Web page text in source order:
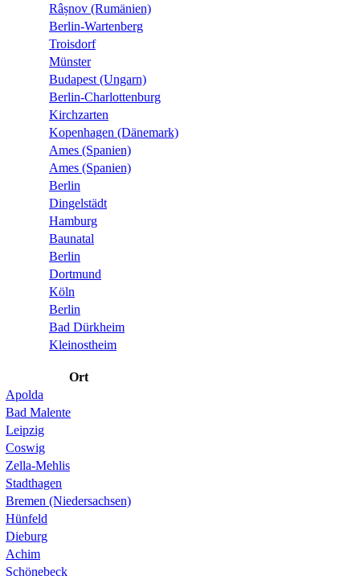
Râșnov (Rumänien)
Berlin-Wartenberg
Troisdorf
Münster
Budapest (Ungarn)
Berlin-Charlottenburg
Kirchzarten
Kopenhagen (Dänemark)
Ames (Spanien)
Ames (Spanien)
Berlin
Dingelstädt
Hamburg
Baunatal
Berlin
Dortmund
Köln
Berlin
Bad Dürkheim
Kleinostheim
Ort
Apolda
Bad Malente
Leipzig
Coswig
Zella-Mehlis
Stadthagen
Bremen (Niedersachsen)
Hünfeld
Dieburg
Achim
Schönebeck